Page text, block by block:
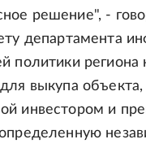
решение", -
департамента
политики региона
выкупа
инвестором и